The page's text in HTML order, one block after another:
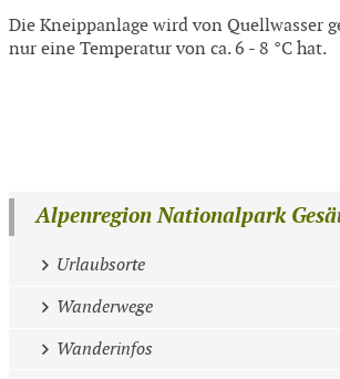
Die Kneippanlage wird von Quellwasser
nur eine Temperatur von ca. 6 - 8 °C hat.
Alpenregion Nationalpark
Urlaubsorte
Wanderwege
Wanderinfos